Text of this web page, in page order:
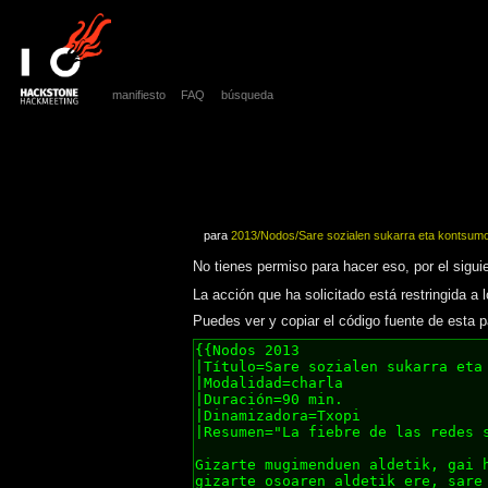
para2013/Nodos/Sare sozialen sukarra eta
No tienes permiso para hacer eso, por el
La acción que ha solicitado está restringida
Puedes ver y copiar el código fuente de esta
manifiesto FAQ búsqueda